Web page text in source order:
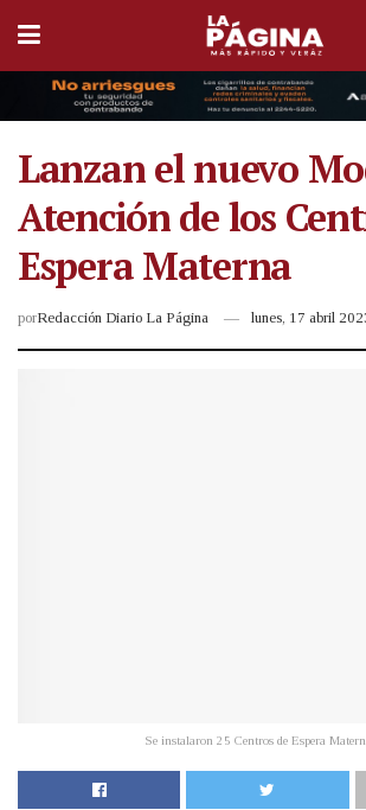
Lanzan el nuevo
Atención de los
Espera Materna
porRedacción Diario La Página lunes, 17 abril
Se instalaron 25 Centros de Espera